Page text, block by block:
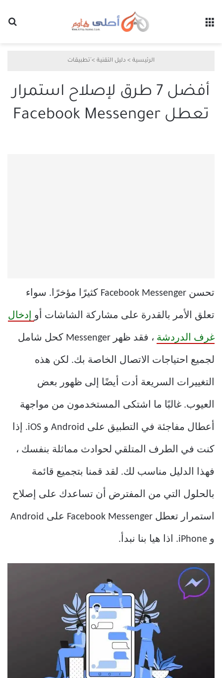
الرئيسية > دليل التقنية > َتطبيقات
أفضل 7 طرق لإصلاح استمرار
تعطل Facebook Messenger
تحسن Facebook Messenger كثيرًا مؤخرًا. سواء
تعلق الأمر بالقدرة على مشاركة الشاشات أو إدخال
غرف الدردشة ، فقد ظهر Messenger كحل شامل
لجميع احتياجات الاتصال الخاصة بك. لكن هذه
التغييرات السريعة أدت أيضًا إلى ظهور بعض
العيوب. غالبًا ما اشتكى المستخدمون من مواجهة
أعطال مفاجئة في التطبيق على Android و iOS. إذا
كنت في الطرف المتلقي لحوادث مماثلة بنفسك ،
فهذا الدليل مناسب لك. لقد قمنا بتجميع قائمة
بالحلول التي من المفترض أن تساعدك على إصلاح
استمرار تعطل Facebook Messenger على Android
و iPhone. اذا هيا بنا نبدأ.